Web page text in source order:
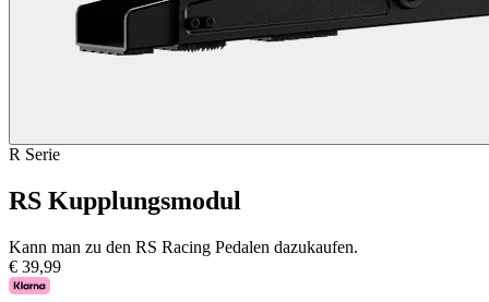
R Serie
RS Kupplungsmodul
Kann man zu den RS Racing Pedalen dazukaufen.
€ 39,99